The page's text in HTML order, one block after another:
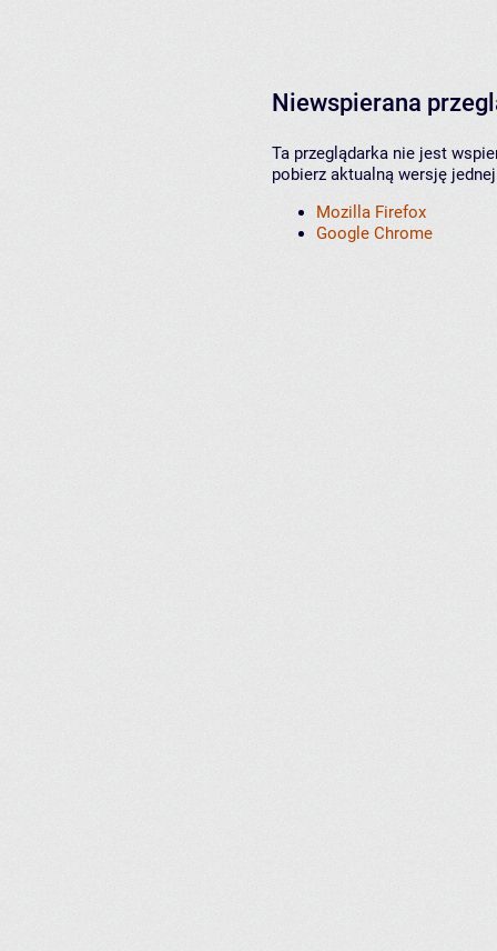
Niewspierana
Ta przeglądarka nie jest
pobierz aktualną wersję
Mozilla Firefox
Google Chrome